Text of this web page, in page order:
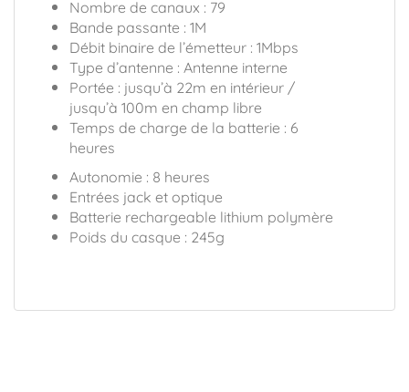
Nombre de canaux : 79
Bande passante : 1M
Débit binaire de l’émetteur : 1Mbps
Type d’antenne : Antenne interne
Portée : jusqu’à 22m en intérieur /
jusqu’à 100m en champ libre
Temps de charge de la batterie : 6
heures
Autonomie : 8 heures
Entrées jack et optique
Batterie rechargeable lithium polymère
Poids du casque : 245g